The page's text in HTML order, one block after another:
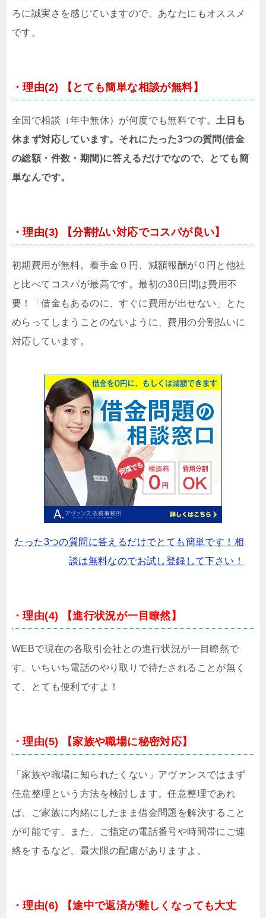
ろに誠実さを感じていますので、あなたにもオススメ
です。
・理由(2) 【とても簡単な相談が無料】
全国で相談（年中無休）が何度でも無料です。 土日も
休まず対応しています。それにたった3つの質問(借金
の総額・件数・期間)に答えるだけでなので、とても簡
単なんです。
・理由(3) 【分割払い対応でコスパが良い】
初期費用が無料。着手金０円、減額報酬が０円と他社
と比べてコスパが最高です。最初の30日間は費用不
要！「借金もあるのに、すぐに費用が出せない」とた
めらってしまうことのないように、費用の分割払いに
対応しています。
たった3つの質問に答えるだけでとても簡単です！相
談は無料なのでお試し登録して下さい！
・理由(4) 【進行状況が一目瞭然】
WEBで現在の各取引会社との進行状況が一目瞭然で
す。いちいち電話のやり取りで待たされることが無く
て、とても便利ですよ！
・理由(5) 【家族や職場に秘密対応】
「家族や職場に知られたくない」アヴァンスではまず
任意整理という方法を検討します。任意整理であれ
ば、ご家族に内緒にしたまま借金問題を解決すること
が可能です。また、ご指定の電話番号や時間帯にご連
絡をするなど、最大限の配慮がありますよ。
・理由(6) 【途中で返済が難しくなっても大丈